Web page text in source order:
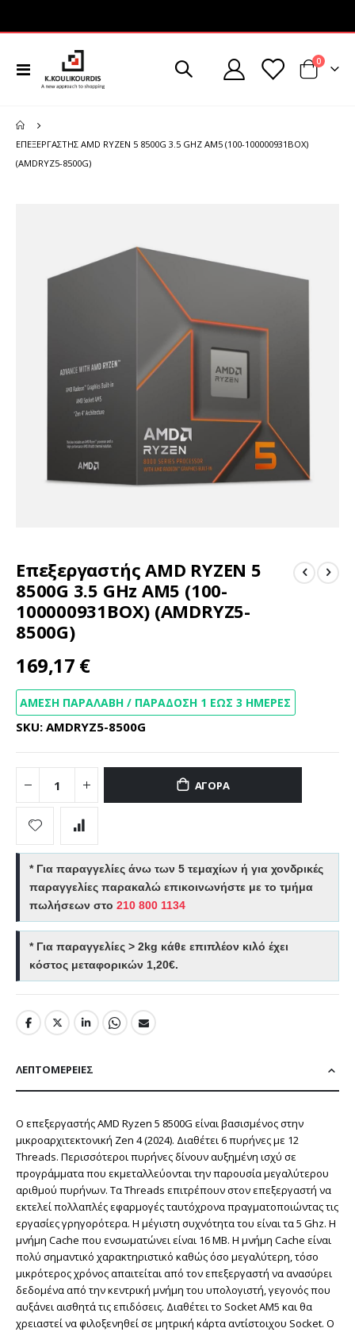
Εναλλαγή
Πλοήγησης
Cart
0
ΕΠΕΞΕΡΓΑΣΤΉΣ AMD RYZEN 5 8500G 3.5 GHZ AM5 (100-100000931BOX)
(AMDRYZ5-8500G)
συλλογής
στην
αρχή
της
συλλογής
εικόνων
Επεξεργαστής AMD RYZEN 5
8500G 3.5 GHz AM5 (100-
100000931BOX) (AMDRYZ5-
8500G)
169,17 €
ΆΜΕΣΗ ΠΑΡΑΛΑΒΉ / ΠΑΡΆΔΟΣΗ 1 ΈΩΣ 3 ΗΜΈΡΕΣ
SKU AMDRYZ5-8500G
ΑΓΟΡΆ
* Για παραγγελίες άνω των 5 τεμαχίων ή για χονδρικές
παραγγελίες παρακαλώ επικοινωνήστε με το τμήμα
πωλήσεων στο 210 800 1134
* Για παραγγελίες > 2kg κάθε επιπλέον κιλό έχει
κόστος μεταφορικών 1,20€.
ΛΕΠΤΟΜΈΡΕΙΕΣ
Ο επεξεργαστής AMD Ryzen 5 8500G είναι βασισμένος στην
μικροαρχιτεκτονική Zen 4 (2024). Διαθέτει 6 πυρήνες με 12
Threads. Περισσότεροι πυρήνες δίνουν αυξημένη ισχύ σε
προγράμματα που εκμεταλλεύονται την παρουσία μεγαλύτερου
αριθμού πυρήνων. Τα Threads επιτρέπουν στον επεξεργαστή να
εκτελεί πολλαπλές εφαρμογές ταυτόχρονα πραγματοποιώντας τις
εργασίες γρηγορότερα. H μέγιστη συχνότητα του είναι τα 5 Ghz. Η
μνήμη Cache που ενσωματώνει είναι 16 ΜΒ. Η μνήμη Cache είναι
πολύ σημαντικό χαρακτηριστικό καθώς όσο μεγαλύτερη, τόσο
μικρότερος χρόνος απαιτείται από τον επεξεργαστή να ανασύρει
δεδομένα από την κεντρική μνήμη του υπολογιστή, γεγονός που
αυξάνει αισθητά τις επιδόσεις. Διαθέτει το Socket AM5 και θα
χρειαστεί να φιλοξενηθεί σε μητρική κάρτα αντίστοιχου Socket. Ο